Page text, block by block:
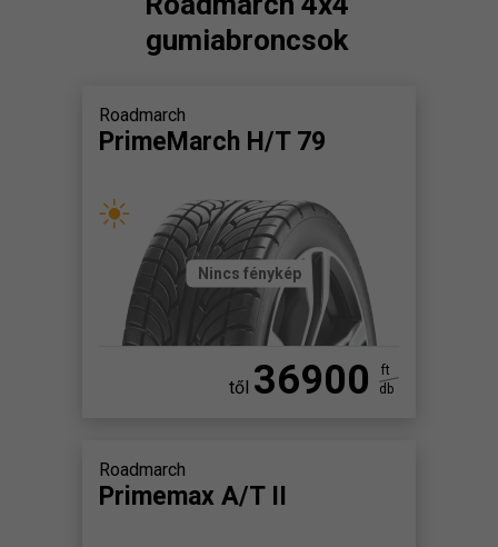
gumiabroncsok
Roadmarch
PrimeMarch H/T 79
Nincs fénykép
től 36900
ft
db
Roadmarch
Primemax A/T II